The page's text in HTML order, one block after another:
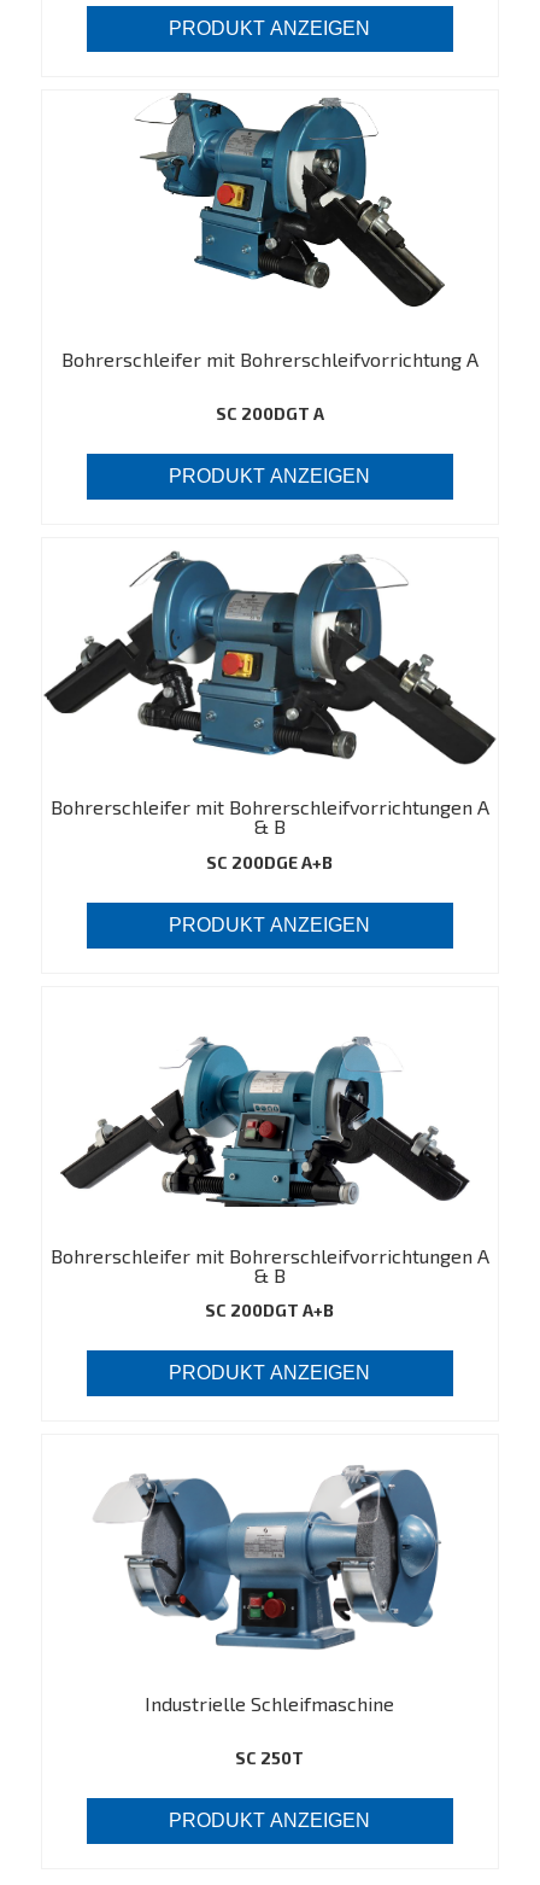
PRODUKT ANZEIGEN
Bohrerschleifer mit Bohrerschleifvorrichtung A
SC 200DGT A
PRODUKT ANZEIGEN
Bohrerschleifer mit Bohrerschleifvorrichtungen A
& B
SC 200DGE A+B
PRODUKT ANZEIGEN
Bohrerschleifer mit Bohrerschleifvorrichtungen A
& B
SC 200DGT A+B
PRODUKT ANZEIGEN
Industrielle Schleifmaschine
SC 250T
PRODUKT ANZEIGEN